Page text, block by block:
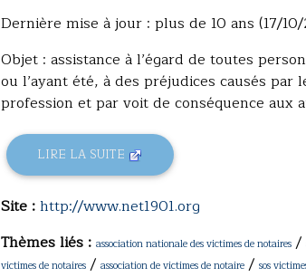
Dernière mise à jour : plus de 10 ans (17/
Objet : assistance à l’égard de toutes
ou l’ayant été, à des préjudices causés par
profession et par voit de conséquence aux
LIRE LA SUITE
Site :http://www.net1901.org
Thèmes liés : association nationale des victimes de notaires /
victimes de notaires / association de victimes de notaire / sos